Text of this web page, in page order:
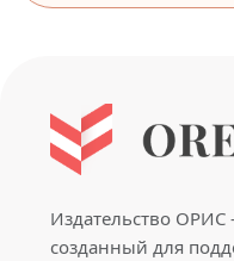
Издательство
созданный для